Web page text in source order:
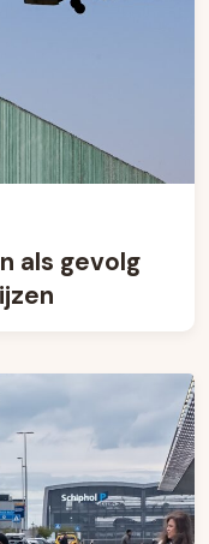
als gevolg